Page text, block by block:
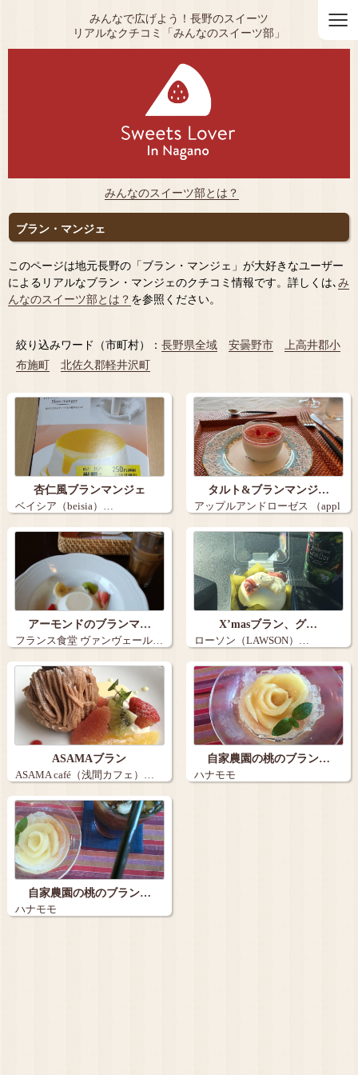
≡
みんなで広げよう！長野のスイーツ
リアルなクチコミ「みんなのスイーツ部」
みんなのスイーツ部とは？
ブラン・マンジェ
このページは地元長野の「ブラン・マンジェ」が大好きなユーザー
によるリアルなブラン・マンジェのクチコミ情報です。詳しくは､ み
んなのスイーツ部とは？ を参照ください。
絞り込みワード（市町村）： 長野県全域 安曇野市
上高井郡小
布施町
北佐久郡軽井沢町
杏仁風ブランマンジェ
ベイシア（beisia）…
タルト&ブランマンジ…
アップルアンドローゼス （appl
e&r…
アーモンドのブランマ…
フランス食堂 ヴァンヴェール…
X’masブラン、グ…
ローソン（LAWSON）…
ASAMAブラン
ASAMA café（浅間カフェ）…
自家農園の桃のブラン…
ハナモモ
自家農園の桃のブラン…
ハナモモ